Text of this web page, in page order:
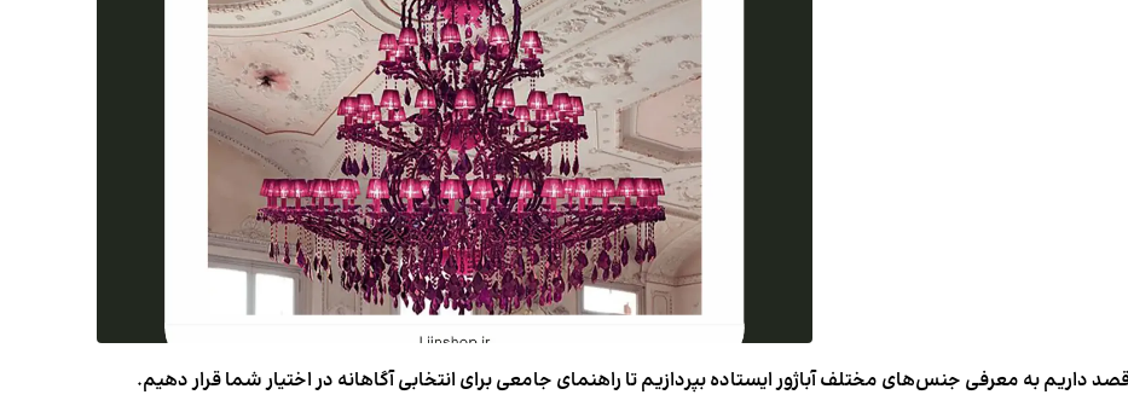
قصد داریم به معرفی جنس‌های مختلفآباژور ایستادهبپردازیم تا راهنمای جامعی برای انتخابی آگاهانه در اختیار شما قرار دهیم.